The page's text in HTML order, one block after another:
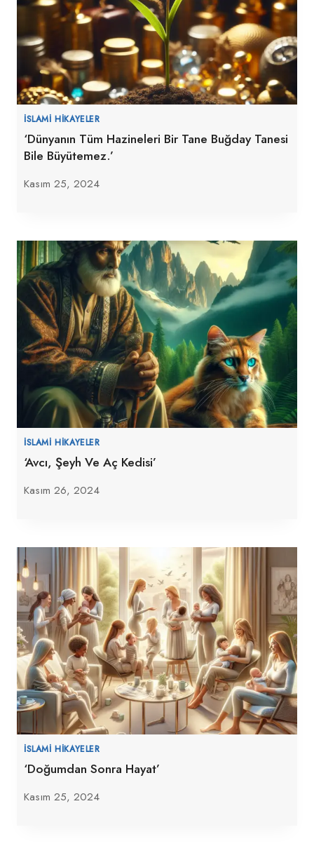
İSLAMI HIKAYELER
‘Dünyanın Tüm Hazineleri Bir Tane Buğday Tanesi
Bile Büyütemez.’
Kasım 25, 2024
İSLAMI HIKAYELER
‘Avcı, Şeyh Ve Aç Kedisi’
Kasım 26, 2024
İSLAMI HIKAYELER
‘Doğumdan Sonra Hayat’
Kasım 25, 2024